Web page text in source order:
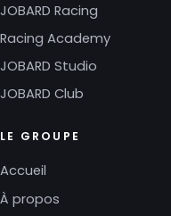
JOBARD Racing
Racing Academy
JOBARD Studio
JOBARD Club
LE GROUPE
Accueil
À propos